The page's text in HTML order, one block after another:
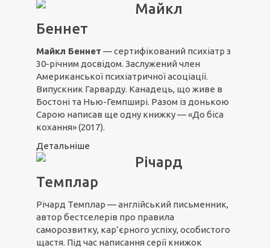
Майкл
Беннет
Майкл Беннет — сертифікований психіатр з
30-річним досвідом. Заслужений член
Американської психіатричної асоціації.
Випускник Гарварду. Канадець, що живе в
Бостоні та Нью-Гемпширі. Разом із донькою
Сарою написав ще одну книжку — «До біса
кохання» (2017).
Детальніше
Річард
Темплар
Річард Темплар — англійський письменник,
автор бестселерів про правила
саморозвитку, кар’єрного успіху, особистого
щастя. Під час написання серії книжок